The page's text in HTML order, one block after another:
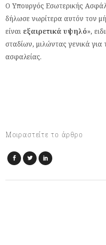
Ο Υπουργός Εσωτερικής
δήλωσε νωρίτερα αυτόν τον
είναι εξαιρετικά υψηλό»,
σταδίων, μιλώντας γενικά για
ασφαλείας.
Μοιραστείτε το άρθρο